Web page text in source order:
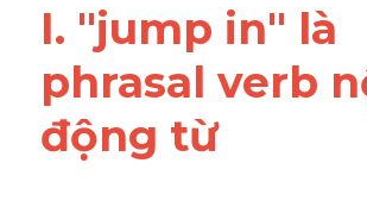
Word form
Cách dùng từ
Phân biệt từ
I. "jump in" là
phrasal verb
động từ